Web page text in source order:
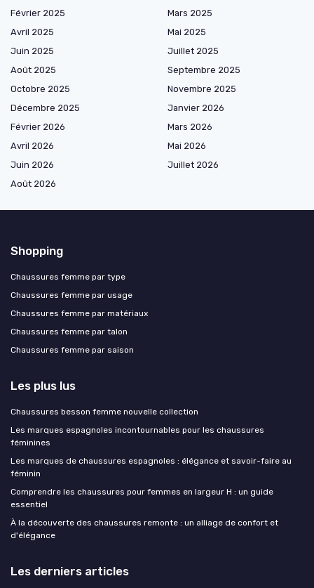
Février 2025
Mars 2025
Avril 2025
Mai 2025
Juin 2025
Juillet 2025
Août 2025
Septembre 2025
Octobre 2025
Novembre 2025
Décembre 2025
Janvier 2026
Février 2026
Mars 2026
Avril 2026
Mai 2026
Juin 2026
Juillet 2026
Août 2026
Shopping
Chaussures femme par type
Chaussures femme par usage
Chaussures femme par matériaux
Chaussures femme par talon
Chaussures femme par saison
Les plus lus
Chaussures besson femme nouvelle collection
Les marques espagnoles incontournables pour les chaussures
féminines
Les marques de chaussures espagnoles : élégance et savoir-faire au
féminin
Comprendre les chaussures pour femmes en largeur H : un guide
essentiel
À la découverte des chaussures remonte : un alliage de confort et
d'élégance
Les derniers articles